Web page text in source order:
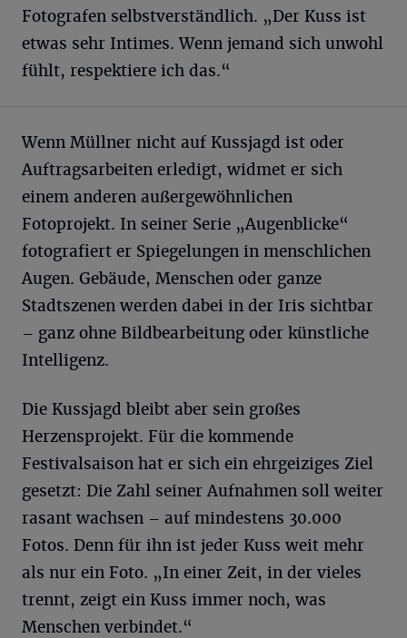
Fotografen selbstverständlich. „Der Kuss ist
etwas sehr Intimes. Wenn jemand sich unwohl
fühlt, respektiere ich das.“
Wenn Müllner nicht auf Kussjagd ist oder
Auftragsarbeiten erledigt, widmet er sich
einem anderen außergewöhnlichen
Fotoprojekt. In seiner Serie „Augenblicke“
fotografiert er Spiegelungen in menschlichen
Augen. Gebäude, Menschen oder ganze
Stadtszenen werden dabei in der Iris sichtbar
– ganz ohne Bildbearbeitung oder künstliche
Intelligenz.
Die Kussjagd bleibt aber sein großes
Herzensprojekt. Für die kommende
Festivalsaison hat er sich ein ehrgeiziges Ziel
gesetzt: Die Zahl seiner Aufnahmen soll weiter
rasant wachsen – auf mindestens 30.000
Fotos. Denn für ihn ist jeder Kuss weit mehr
als nur ein Foto. „In einer Zeit, in der vieles
trennt, zeigt ein Kuss immer noch, was
Menschen verbindet.“